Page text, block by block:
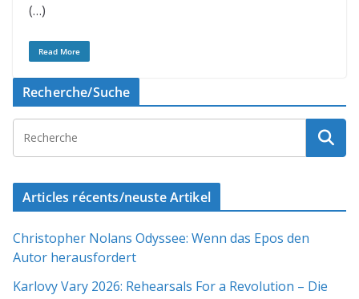
(…)
Read More
Recherche/Suche
Articles récents/neuste Artikel
Christopher Nolans Odyssee: Wenn das Epos den
Autor herausfordert
Karlovy Vary 2026: Rehearsals For a Revolution – Die